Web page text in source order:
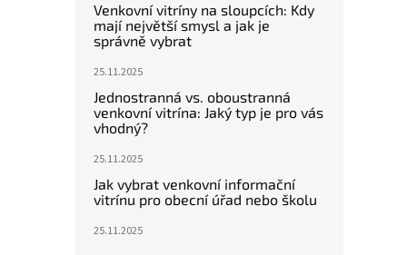
Venkovní vitríny na sloupcích: Kdy
mají největší smysl a jak je
správně vybrat
25.11.2025
Jednostranná vs. oboustranná
venkovní vitrína: Jaký typ je pro vás
vhodný?
25.11.2025
Jak vybrat venkovní informační
vitrínu pro obecní úřad nebo školu
25.11.2025